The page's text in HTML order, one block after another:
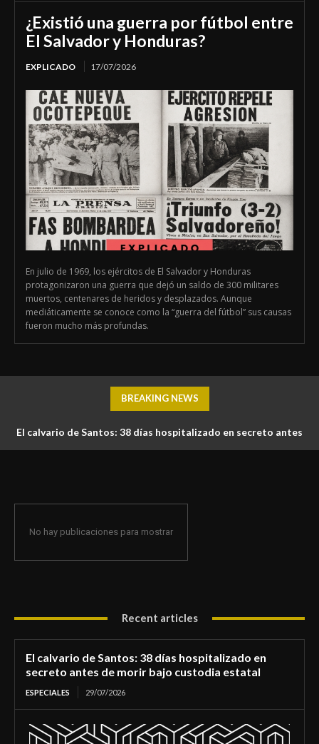
¿Existió una guerra por fútbol entre
El Salvador y Honduras?
EXPLICADO 17/07/2026
En julio de 1969, los ejércitos de El Salvador y Honduras
protagonizaron una guerra que dejó un saldo de 300 militares
muertos, centenares de heridos y desplazados. Aunque
mediáticamente se conoce como la “guerra del fútbol” sus causas
fueron mucho más profundas.
BREAKING NEWS
El calvario de Santos: 38 días hospitalizado en secreto antes
No hay publicaciones para mostrar
Recent articles
El calvario de Santos: 38 días hospitalizado en
secreto antes de morir bajo custodia estatal
ESPECIALES 29/07/2026